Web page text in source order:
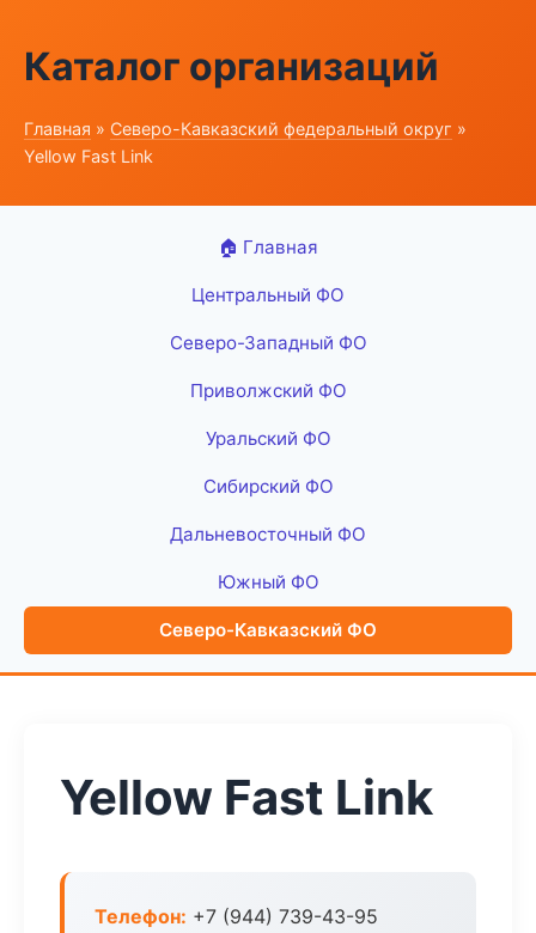
Каталог организаций
Главная » Северо-Кавказский федеральный округ »
Yellow Fast Link
🏠 Главная
Центральный ФО
Северо-Западный ФО
Приволжский ФО
Уральский ФО
Сибирский ФО
Дальневосточный ФО
Южный ФО
Северо-Кавказский ФО
Yellow Fast Link
Телефон: +7 (944) 739-43-95